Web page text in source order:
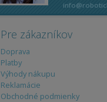
Pre zákazníkov
Doprava
Platby
Výhody nákupu
Reklamácie
Obchodné podmienky